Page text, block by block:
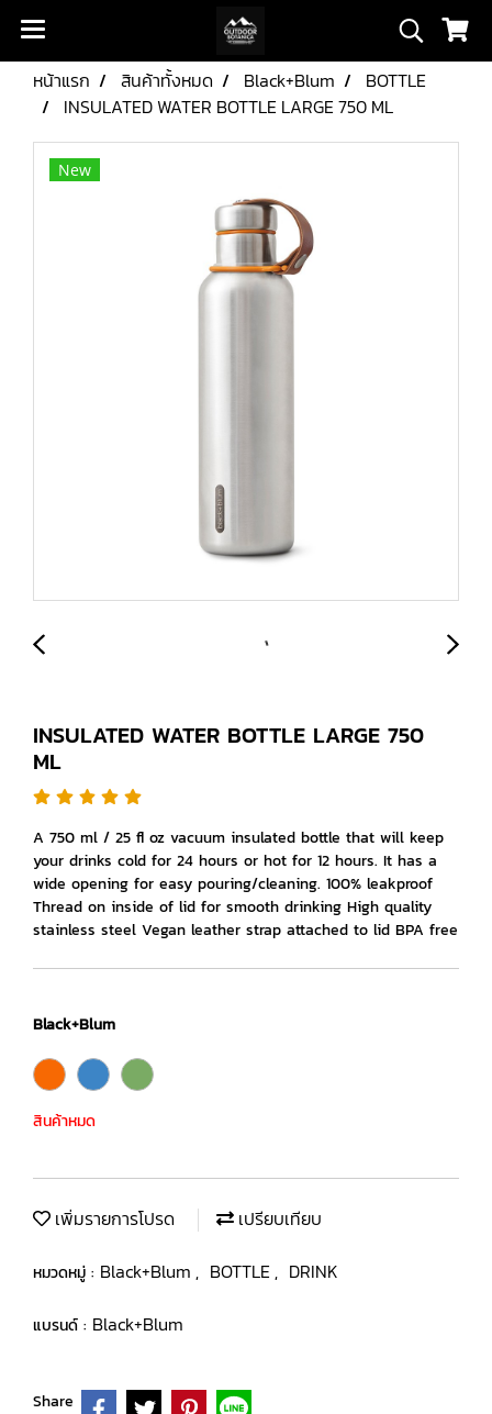
หน้าแรก สินค้าทั้งหมด Black+Blum
BOTTLE
INSULATED WATER BOTTLE LARGE 750 ML
New
INSULATED WATER BOTTLE LARGE 750
ML
A 750 ml / 25 fl oz vacuum insulated bottle that will keep
your drinks cold for 24 hours or hot for 12 hours. It has a
wide opening for easy pouring/cleaning. 100% leakproof
Thread on inside of lid for smooth drinking High quality
stainless steel Vegan leather strap attached to lid BPA free
Black+Blum
สินค้าหมด
เพิ่มรายการโปรด เปรียบเทียบ
หมวดหมู่ : Black+Blum , BOTTLE , DRINK
แบรนด์ : Black+Blum
Share